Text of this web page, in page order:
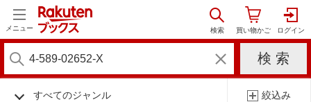
メニュー
すべてのジャンル 絞込み